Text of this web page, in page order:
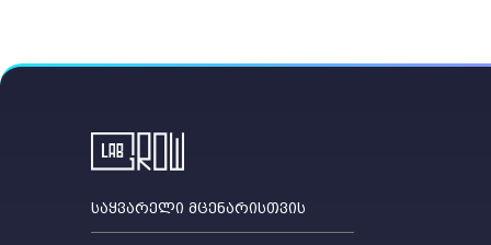
საყვარელი მცენარისთვის